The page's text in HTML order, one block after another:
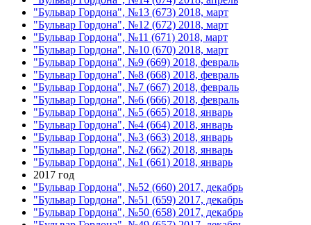
"Бульвар Гордона", №13 (673) 2018, март
"Бульвар Гордона", №12 (672) 2018, март
"Бульвар Гордона", №11 (671) 2018, март
"Бульвар Гордона", №10 (670) 2018, март
"Бульвар Гордона", №9 (669) 2018, февраль
"Бульвар Гордона", №8 (668) 2018, февраль
"Бульвар Гордона", №7 (667) 2018, февраль
"Бульвар Гордона", №6 (666) 2018, февраль
"Бульвар Гордона", №5 (665) 2018, январь
"Бульвар Гордона", №4 (664) 2018, январь
"Бульвар Гордона", №3 (663) 2018, январь
"Бульвар Гордона", №2 (662) 2018, январь
"Бульвар Гордона", №1 (661) 2018, январь
2017 год
"Бульвар Гордона", №52 (660) 2017, декабрь
"Бульвар Гордона", №51 (659) 2017, декабрь
"Бульвар Гордона", №50 (658) 2017, декабрь